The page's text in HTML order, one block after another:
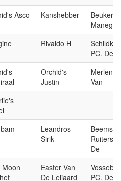
Asco Kanshebber
Beukers
Manege
Rivaldo H
PC. De
Orchid's
Justin
Merlen,
Van
Leandros
Sirik
Beemster
Ruiters,
De
Moon
Easter Van
De Leliaard
PC. De